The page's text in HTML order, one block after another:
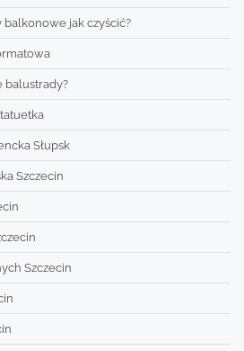
balkonowe jak czyścić?
balustrady?
Słupsk
Szczecin
Szczecin